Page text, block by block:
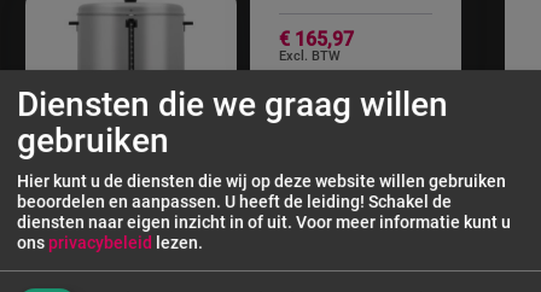
€ 165,97
Diensten die we graag willen
gebruiken
Hier kunt u de diensten die wij op deze website willen gebruiken
beoordelen en aanpassen. U heeft de leiding! Schakel de
diensten naar eigen inzicht in of uit. Voor meer informatie kunt u
onsprivacybeleid lezen.